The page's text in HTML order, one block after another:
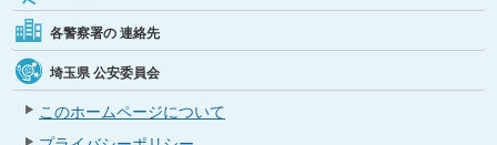
各警察署の 連絡先
埼玉県 公安委員会
このホームページについて